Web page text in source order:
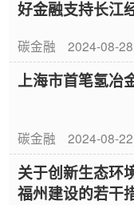
好金融支持长江
碳金融 2024-08-28
上海市首笔氢冶
碳金融 2024-08-22
关于创新生态环
福州建设的若干